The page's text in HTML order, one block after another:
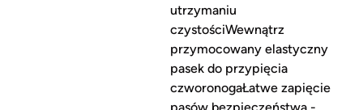
utrzymaniu
czystościWewnątrz
przymocowany elastyczny
pasek do przypięcia
czworonogaŁatwe zapięcie